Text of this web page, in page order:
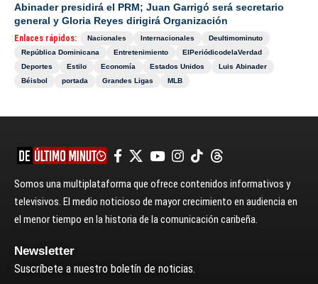
Abinader presidirá el PRM; Juan Garrigó será secretario
general y Gloria Reyes dirigirá Organización
Enlaces rápidos: Nacionales Internacionales
Deultimominuto
República Dominicana
Entretenimiento
ElPeriódicodelaVerdad
Deportes
Estilo Economía Estados Unidos
Luis Abinader
Béisbol
portada Grandes Ligas MLB
Somos una multiplataforma que ofrece contenidos informativos y
televisivos. El medio noticioso de mayor crecimiento en audiencia en
el menor tiempo en la historia de la comunicación caribeña.
Newsletter
Suscríbete a nuestro boletín de noticias.